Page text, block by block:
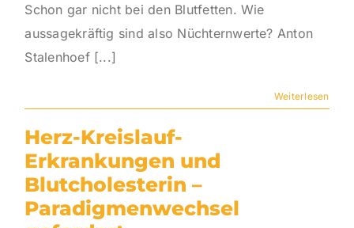
Schon gar nicht bei den Blutfetten. Wie
aussagekräftig sind also Nüchternwerte? Anton
Stalenhoef [...]
Weiterlesen
Herz-Kreislauf-
Erkrankungen und
Blutcholesterin –
Paradigmenwechsel